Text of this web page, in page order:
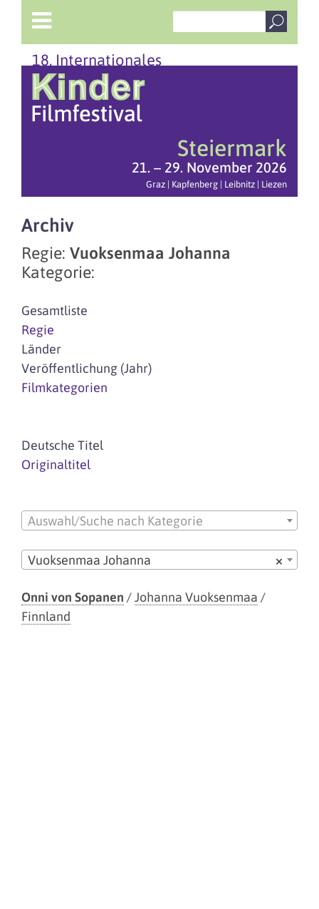
18. Internationales
Steiermark
21. – 29. November 2026
Graz | Kapfenberg | Leibnitz | Liezen
Archiv
Regie: Vuoksenmaa Johanna
Kategorie:
Gesamtliste
Regie
Länder
Veröffentlichung (Jahr)
Filmkategorien
Deutsche Titel
Originaltitel
Auswahl/Suche nach Kategorie
×
Vuoksenmaa Johanna
Onni von Sopanen /Johanna Vuoksenmaa /
Finnland